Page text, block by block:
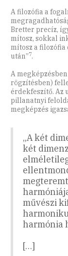
A filozófia a
Bretter precíz,
mítosz, sokkal
mítosz a filozófia
után”7.
A
rögzítésben)
érdekfeszítő. Az
pillanatnyi
megképzés
„A két
két
művészi
harmónia
[…]